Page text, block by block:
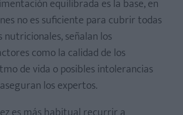
equilibrada es la base, en
no es suficiente para cubrir todas
nutricionales, señalan los
como la calidad de los
de vida o posibles intolerancias
los expertos.